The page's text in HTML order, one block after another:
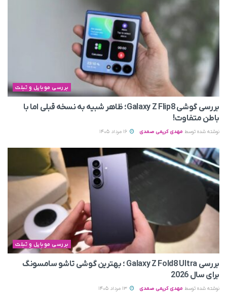
بررسی موبایل و تبلت
بررسی گوشی Galaxy Z Flip8؛ ظاهر شبیه به نسخه قبلی اما با
باطن متفاوت!
نوشته شده توسط مهدی کریمی صمدی
بررسی موبایل و تبلت
بررسی Galaxy Z Fold8 Ultra ؛ بهترین گوشی تاشو سامسونگ
برای سال 2026
نوشته شده توسط مهدی کریمی صمدی